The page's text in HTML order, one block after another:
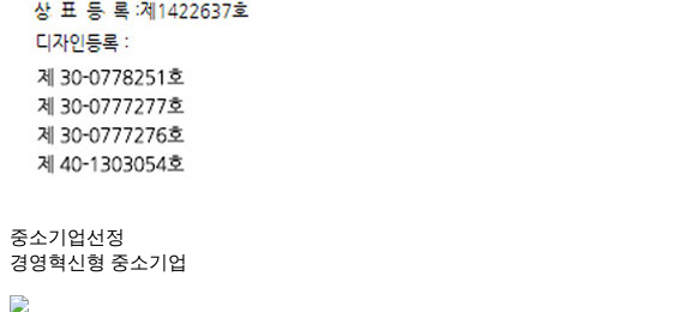
중소기업선정
경영혁신형 중소기업